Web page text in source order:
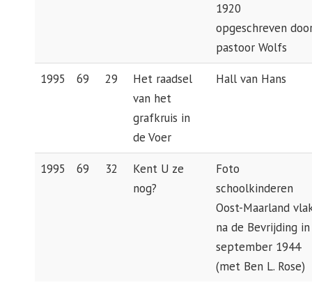
1920
opgeschreven
pastoor Wolfs
1995 69 29
Het raadsel
van het
grafkruis in
de Voer
Hall van Hans
1995 69 32
Kent U ze
nog?
Foto
schoolkinderen
Oost-Maarland
na de Bevrijding in
september 1944
(met Ben L. Rose)